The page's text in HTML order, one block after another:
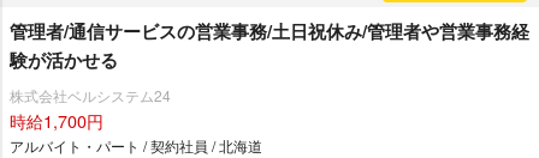
管理者/通信サービスの営業事務/土日祝休み/管理者や営業事務経
験が活かせる
株式会社ベルシステム24
時給1,700円
アルバイト・パート / 契約社員 / 北海道